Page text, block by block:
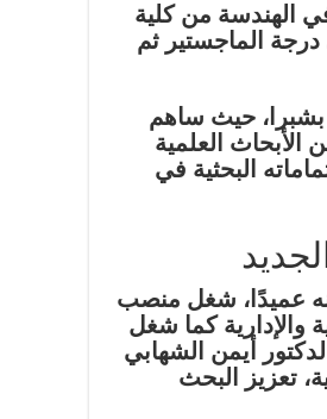
الهندسة من كلية
الماجستير ثم
بشبرا، حيث ساهم
العلمية
البحثية في
عميدًا، شغل منصب
والإدارية كما شغل
أيمن الشهابي
تعزيز البحث